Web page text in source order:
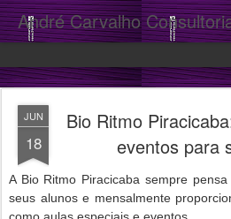
André Carvalho
JUN
18
Bio Ritmo
eventos para
A Bio Ritmo Piracicaba sempre
seus alunos e mensalmente